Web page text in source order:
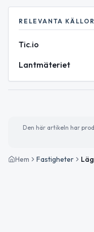
RELEVANTA KÄLLOR
Tic.io
Lantmäteriet
Den här artikeln har
Hem Fastigheter